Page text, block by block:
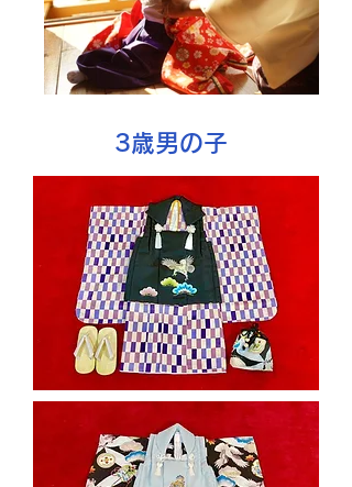
​3歳男の子